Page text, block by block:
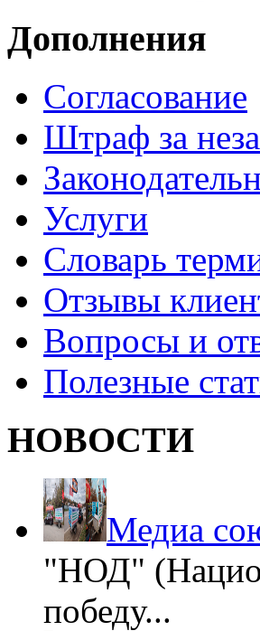
Дополнения
Согласование
Штраф за
Услуги
Словарь
Отзывы
Вопросы и
Полезные
НОВОСТИ
Медиа
"НОД"
победу...